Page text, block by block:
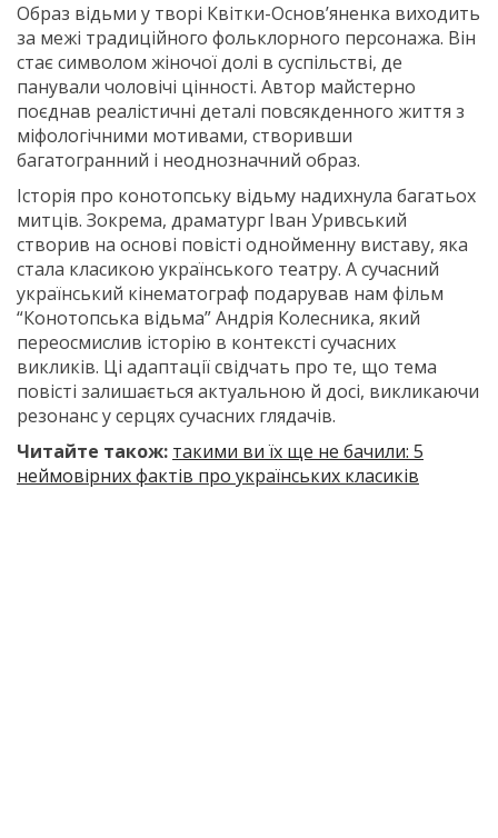
Образ відьми у творі Квітки-Основ’яненка виходить
за межі традиційного фольклорного персонажа. Він
стає символом жіночої долi в суспільстві, де
панували чоловічі цінностi. Автор майстерно
поєднав реалістичні деталі повсякденного життя з
міфологічними мотивами, створивши
багатогранний і неоднозначний образ.
Історія про конотопську відьму надихнула багатьох
митців. Зокрема, драматург Іван Уривський
створив на основі повісті однойменну виставу, яка
стала класикою українського театру. А сучасний
український кінематограф подарував нам фільм
“Конотопська відьма” Андрія Колесника, який
переосмислив історію в контексті сучасних
викликiв. Ці адаптації свідчать про те, що тема
повісті залишається актуальною й досі, викликаючи
резонанс у серцях сучасних глядачiв.
Читайте також: такими ви їх ще не бачили: 5
неймовірних фактів про українських класиків